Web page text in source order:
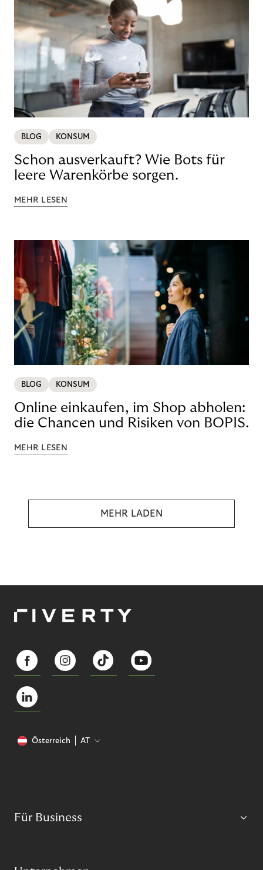
BLOG KONSUM
Schon ausverkauft? Wie Bots für
leere Warenkörbe sorgen.
MEHR LESEN
BLOG KONSUM
Online einkaufen, im Shop abholen:
die Chancen und Risiken von BOPIS.
MEHR LESEN
MEHR LADEN
Österreich AT
Für Business